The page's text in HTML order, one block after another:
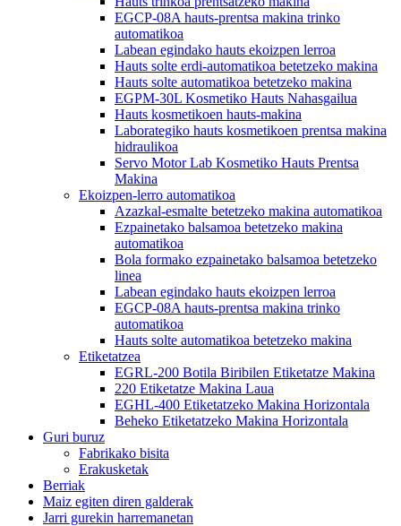
EGCP-08A hauts-prentsa makina trinko
automatikoa
Labean egindako hauts ekoizpen lerroa
Hauts solte erdi-automatikoa betetzeko makina
Hauts solte automatikoa betetzeko makina
EGPM-30L Kosmetiko Hauts Nahasgailua
Hauts kosmetikoen hauts-makina
Laborategiko hauts kosmetikoen prentsa makina
hidraulikoa
Servo Motor Lab Kosmetiko Hauts Prentsa
Makina
Ekoizpen-lerro automatikoa
Azazkal-esmalte betetzeko makina automatikoa
Ezpainetako balsamoa betetzeko makina
automatikoa
Bola formako ezpainetako balsamoa betetzeko
linea
Labean egindako hauts ekoizpen lerroa
EGCP-08A hauts-prentsa makina trinko
automatikoa
Hauts solte automatikoa betetzeko makina
Etiketatzea
EGRL-200 Botila Biribilen Etiketatze Makina
220 Etiketatze Makina Laua
EGHL-400 Etiketatzeko Makina Horizontala
Beheko Etiketatzeko Makina Horizontala
Guri buruz
Fabrikako bisita
Erakusketak
Berriak
Maiz egiten diren galderak
Jarri gurekin harremanetan